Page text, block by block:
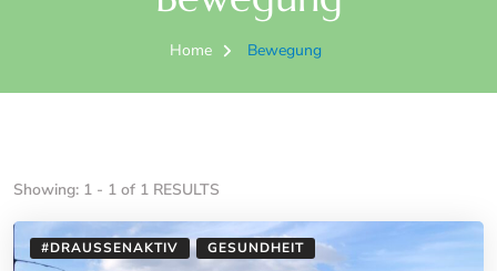
Home Bewegung
Showing: 1 - 1 of 1 RESULTS
#DRAUSSENAKTIV GESUNDHEIT